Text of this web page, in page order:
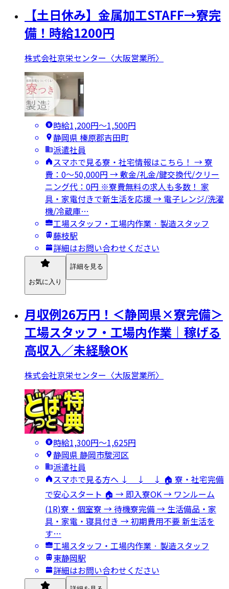
【土日休み】金属加工STAFF→寮完
備！時給1200円
株式会社京栄センター〈大阪営業所〉
時給1,200円〜1,500円
静岡県 榛原郡吉田町
派遣社員
スマホで見る寮・社宅情報はこちら！ → 寮
費：0～50,000円 → 敷金/礼金/鍵交換代/クリー
ニング代：0円 ※寮費無料の求人も多数！ 家
具・家電付きで新生活を応援 → 電子レンジ/洗濯
機/冷蔵庫…
工場スタッフ・工場内作業 · 製造スタッフ
藤枝駅
詳細はお問い合わせください
お気に入り
詳細を見る
月収例26万円！＜静岡県×寮完備＞
工場スタッフ・工場内作業｜稼げる
高収入／未経験OK
株式会社京栄センター〈大阪営業所〉
時給1,300円〜1,625円
静岡県 静岡市駿河区
派遣社員
スマホで見る方へ ↓ ↓ ↓ 🏠 寮・社宅完備
で安心スタート 🏠 → 即入寮OK → ワンルーム
(1R)寮・個室寮 → 待機寮完備 → 生活備品・家
具・家電・寝具付き → 初期費用不要 新生活を
す…
工場スタッフ・工場内作業 · 製造スタッフ
東静岡駅
詳細はお問い合わせください